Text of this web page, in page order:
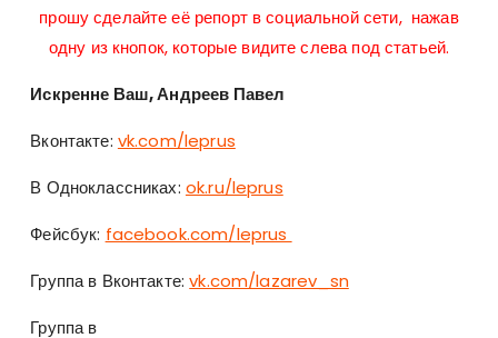
прошу сделайте её репорт в социальной сети, нажав
одну из кнопок, которые видите слева под статьей.
Искренне Ваш, Андреев Павел
Вконтакте: vk.com/leprus
В Одноклассниках: ok.ru/leprus
Фейсбук: facebook.com/leprus
Группа в Вконтакте:vk.com/lazarev_sn
Группа в